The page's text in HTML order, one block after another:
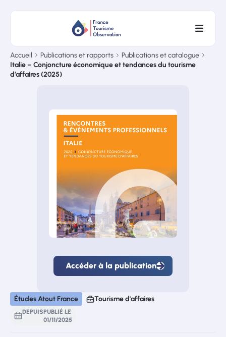
Accueil Publications et rapports
Publications et catalogue
Italie – Conjoncture économique et tendances du tourisme
d’affaires (2025)
Accéder
à
publication
Accéder à la publication
Études Atout France Tourisme d'affaires
DEPUISPUBLIÉ LE
01/11/2025